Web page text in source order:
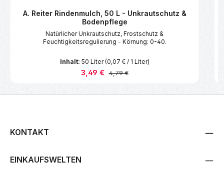
A. Reiter Rindenmulch, 50 L - Unkrautschutz &
Bodenpflege
Natürlicher Unkrautschutz, Frostschutz &
Feuchtigkeitsregulierung - Körnung: 0-40.
Inhalt: 50 Liter(0,07 € / 1 Liter)
Verkaufspreis:
3,49 € Regulärer Preis:
4,79 €
KONTAKT
EINKAUFSWELTEN